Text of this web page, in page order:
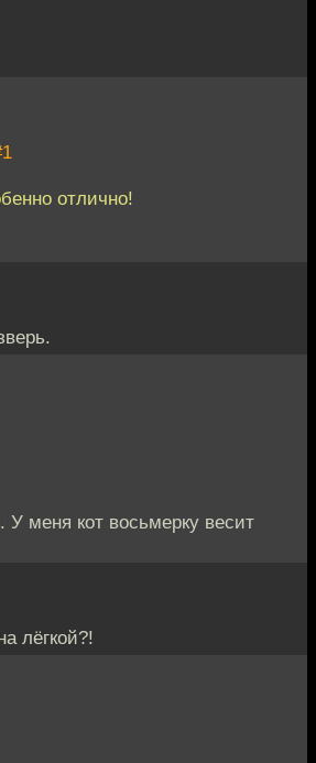
отлично!
У меня кот восьмерку весит
лёгкой?!